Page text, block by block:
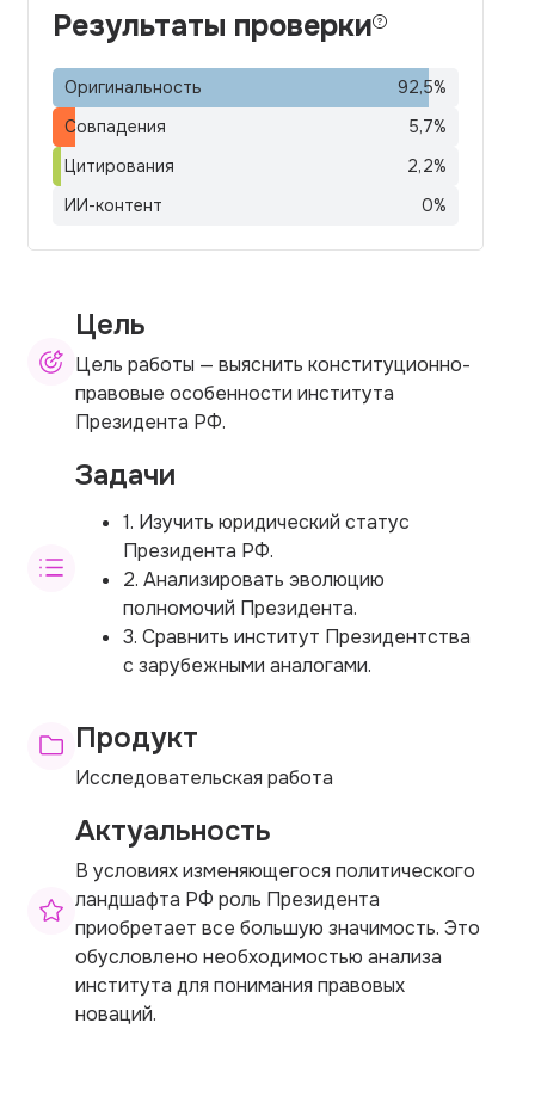
Результаты проверки
Оригинальность 92,5%
Совпадения
5,7%
Цитирования
2,2%
ИИ-контент
0%
Цель
Цель работы — выяснить конституционно-
правовые особенности института
Президента РФ.
Задачи
1. Изучить юридический статус
Президента РФ.
2. Анализировать эволюцию
полномочий Президента.
3. Сравнить институт Президентства
с зарубежными аналогами.
Продукт
Исследовательская работа
Актуальность
В условиях изменяющегося политического
ландшафта РФ роль Президента
приобретает все большую значимость. Это
обусловлено необходимостью анализа
института для понимания правовых
новаций.